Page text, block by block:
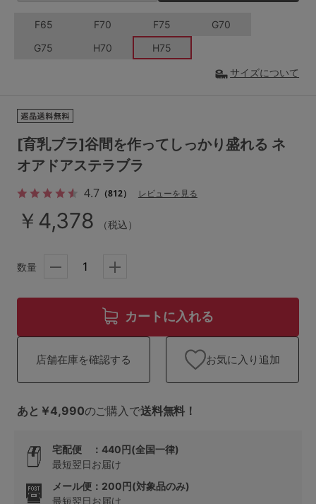
M-AB M-EF
L-AB L-EF
お気に入り
新着アイテム
高評価レビューアイテム
[育乳ブラ]谷間を作ってしっかり盛れる ネ
オアドアステラブラ
4.7（812） レビューを見る
￥4,378 （税込）
F65 F70 F75
G70
G75
H70 H75
サイズについて
数量
カートに入れる
店舗在庫を確認する お気に入り追加
あと￥4,990のご購入で送料無料！
宅配便 ：440円(全国一律)
最短翌日お届け
メール便：200円(対象品のみ)
最短翌日お届け